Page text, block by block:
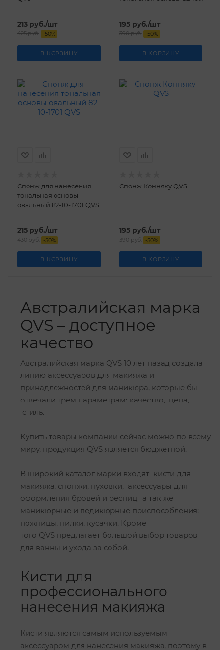
213 руб./шт
425руб. -50%
В КОРЗИНУ
195руб./шт
390руб. -50%
В КОРЗИНУ
Спонж для нанесения
тональная основы
овальный 82-10-1701 QVS
215 руб./шт
430руб. -50%
В КОРЗИНУ
Спонж Конняку QVS
195руб./шт
390руб. -50%
В КОРЗИНУ
Австралийская марка
QVS – доступное
качество
Австралийская марка QVS 10 лет назад создала
линию аксессуаров для макияжа и
принадлежностей для маникюра, которые бы
отвечали трем параметрам: качество, цена,
стиль.
Купить товары компании сейчас можно по всему
миру, продукция QVS является бюджетной.
В широкий каталог марки входят кисти для
макияжа, спонжи, пуховки, аксессуары для
оформления бровей и ресниц, а так же
маникюрные и педикюрные приспособления:
ножницы, пилки, кусачки. Кроме
того QVS предлагает большой выбор товаров
для ванны и ухода за собой.
Кисти для
профессионального
нанесения макияжа
Кисти являются самым используемым
аксессуаром для нанесения макияжа, поэтому в